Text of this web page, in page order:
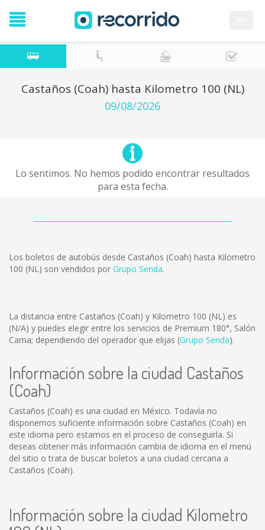
Castaños (Coah) hasta Kilometro 100 (NL)
09/08/2026
Lo sentimos. No hemos podido encontrar resultados
para esta fecha.
Los boletos de autobús desde Castaños (Coah) hasta Kilometro
100 (NL) son vendidos por Grupo Senda.
La distancia entre Castaños (Coah) y Kilometro 100 (NL) es
(N/A) y puedes elegir entre los servicios de Premium 180°, Salón
Cama; dependiendo del operador que elijas (Grupo Senda).
Información sobre la ciudad Castaños
(Coah)
Castaños (Coah) es una ciudad en México. Todavía no
disponemos suficiente información sobre Castaños (Coah) en
este idioma pero estamos en el proceso de conseguirla. Si
deseas obtener más información cambia de idioma en el menú
del sitio o trata de buscar boletos a una ciudad cercana a
Castaños (Coah).
Información sobre la ciudad Kilometro